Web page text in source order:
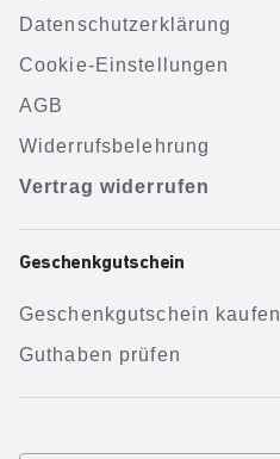
Datenschutzerklärung
Cookie-Einstellungen
AGB
Widerrufsbelehrung
Vertrag widerrufen
Geschenkgutschein
Geschenkgutschein kaufen
Guthaben prüfen